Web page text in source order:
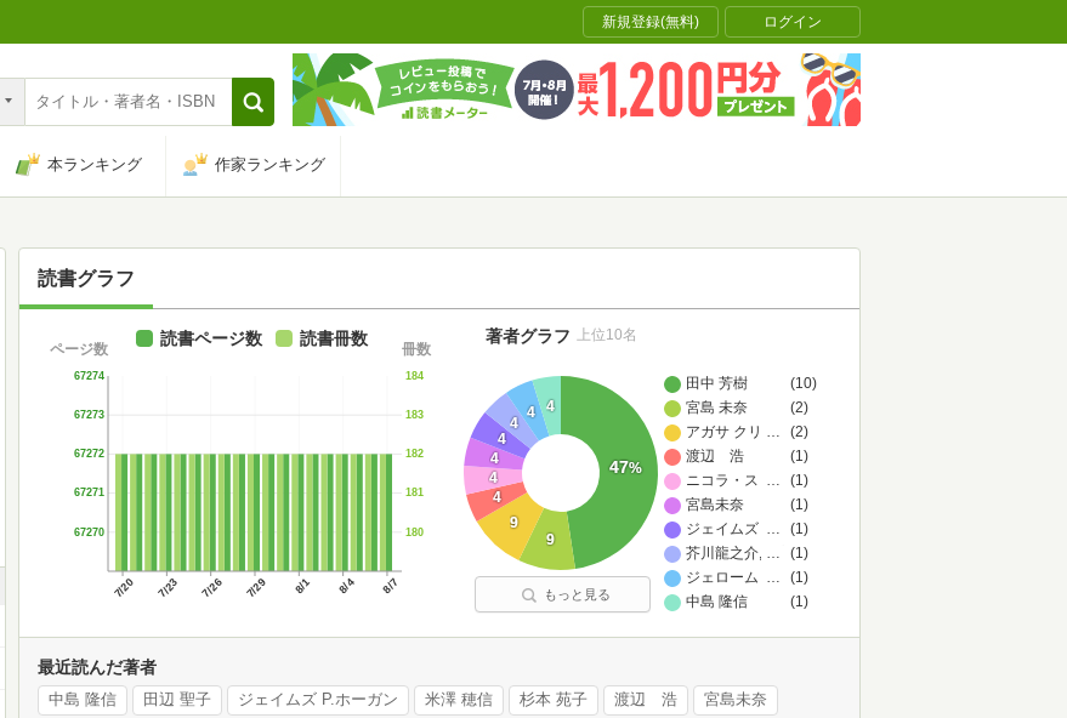
新規登録(無料) ログイン
本ランキング 作家ランキング
読書グラフ
7/20 7/23 7/26 7/29 8/1 8/4 8/7
67270
67271
67272
67273
67274
ページ数
180
181
182
183
184
冊数
読書ページ数 読書冊数
田中 芳樹
(10)
宮島 未奈
(2)
アガサ クリスティー
(2)
…
渡辺 浩
(1)
ニコラ・ストウ
(1)
…
宮島未奈
(1)
ジェイムズ P.ホーガン
(1)
…
芥川龍之介,開高健,中島らも,内田樹,松浦寿輝,古井由吉,
(1)
…
ジェローム・K. ジェローム
(1)
…
中島 隆信
(1)
47%
9
9
4
4
4
4
4
4 4
著者グラフ 上位10名
もっと見る
最近読んだ著者
中島 隆信 田辺 聖子 ジェイムズ P.ホーガン 米澤 穂信 杉本 苑子 渡辺 浩 宮島未奈